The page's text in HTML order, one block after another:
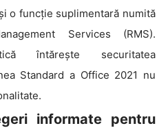
o funcție suplimentară numită
Services (RMS).
întărește securitatea
Standard a Office 2021 nu
informate pentru